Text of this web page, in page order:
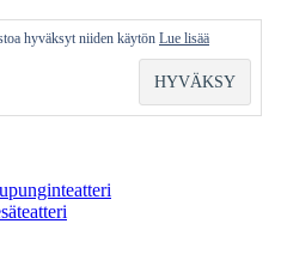
hyväksyt niiden käytön Lue lisää